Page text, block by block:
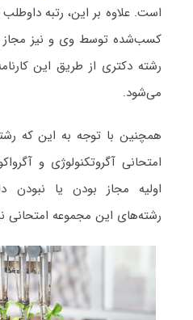
است. علاوه بر این، رتبه
کسب‌شده توسط وی و نیز مجاز
رشته دکتری از طریق این
می‌شود.
همچنین با توجه به این که
امتحانی آگروتکنولوژی و
اولیه مجاز بودن یا نبودن
رشته‌های این مجموعه امتحانی